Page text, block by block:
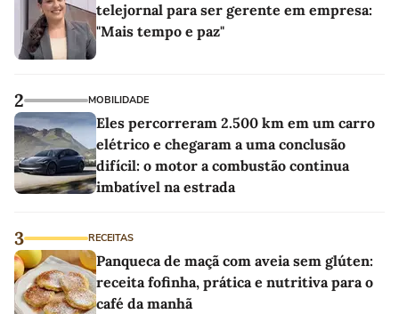
telejornal para ser gerente em empresa:
"Mais tempo e paz"
2 MOBILIDADE
Eles percorreram 2.500 km em um carro
elétrico e chegaram a uma conclusão
difícil: o motor a combustão continua
imbatível na estrada
3 RECEITAS
Panqueca de maçã com aveia sem glúten:
receita fofinha, prática e nutritiva para o
café da manhã